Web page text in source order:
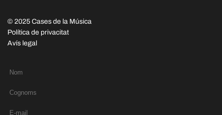
© 2025 Cases de la Música
Política de privacitat
Avís legal